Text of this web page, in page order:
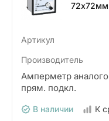
72х72мм
Артикул
Производитель
Амперметр
прям. подкл.
В наличии К